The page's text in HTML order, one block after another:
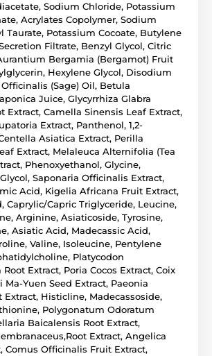
Sodium Chloride, Potassium
Acrylates Copolymer, Sodium
Taurate, Potassium Cocoate, Butylene
Filtrate, Benzyl Glycol, Citric
Bergamia (Bergamot) Fruit
Hexylene Glycol, Disodium
Officinalis (Sage) Oil, Betula
Juice, Glycyrrhiza Glabra
Extract, Camella Sinensis Leaf Extract,
Extract, Panthenol, 1,2-
Asiatica Extract, Perilla
Extract, Melaleuca Alternifolia (Tea
Phenoxyethanol, Glycine,
Saponaria Officinalis Extract,
Acid, Kigelia Africana Fruit Extract,
Caprylic/Capric Triglyceride, Leucine,
Arginine, Asiaticoside, Tyrosine,
Asiatic Acid, Madecassic Acid,
Valine, Isoleucine, Pentylene
Platycodon
Extract, Poria Cocos Extract, Coix
Ma-Yuen Seed Extract, Paeonia
Extract, Histicline, Madecassoside,
Polygonatum Odoratum
Baicalensis Root Extract,
Extract, Angelica
Comus Officinalis Fruit Extract,